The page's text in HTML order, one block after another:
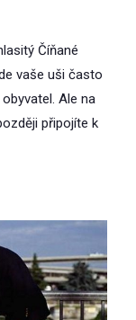
Číňané
vaše uši často
Ale na
připojíte k